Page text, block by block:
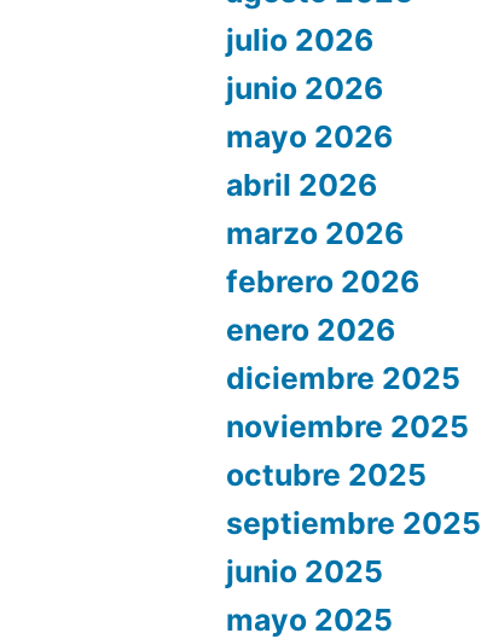
julio 2026
junio 2026
mayo 2026
abril 2026
marzo 2026
febrero 2026
enero 2026
diciembre 2025
noviembre 2025
octubre 2025
septiembre 2025
junio 2025
mayo 2025